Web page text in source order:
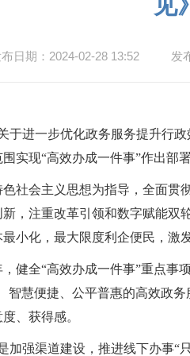
日期：2024-02-28 13:52 发
进一步优化政务服务提升行
实现“高效办成一件事”作出部署
社会主义思想为指导，全面贯
，注重改革引领和数字赋能
小化，最大限度利企便民，激
，健全“高效办成一件事”重点事
智慧便捷、公平普惠的高效政
、获得感。
加强渠道建设，推进线下办事“